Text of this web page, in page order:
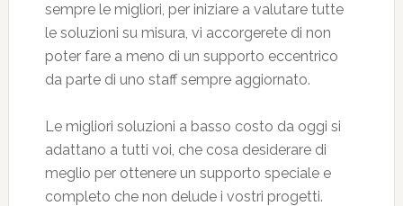
sempre le migliori, per iniziare a valutare tutte
le soluzioni su misura, vi accorgerete di non
poter fare a meno di un supporto eccentrico
da parte di uno staff sempre aggiornato.
Le migliori soluzioni a basso costo da oggi si
adattano a tutti voi, che cosa desiderare di
meglio per ottenere un supporto speciale e
completo che non delude i vostri progetti.